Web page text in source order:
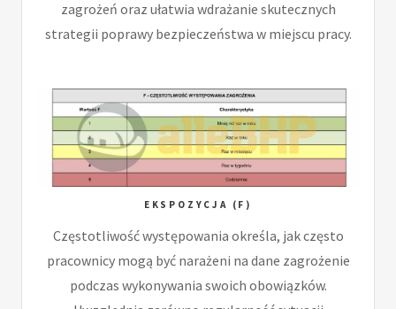
zagrożeń oraz ułatwia wdrażanie skutecznych
strategii poprawy bezpieczeństwa w miejscu pracy.
EKSPOZYCJA (F)
Częstotliwość występowania określa, jak często
pracownicy mogą być narażeni na dane zagrożenie
podczas wykonywania swoich obowiązków.